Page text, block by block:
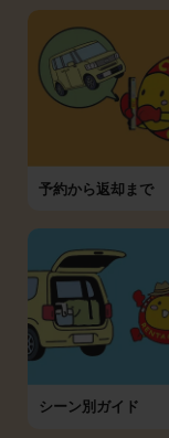
予約から返却まで
シーン別ガイド